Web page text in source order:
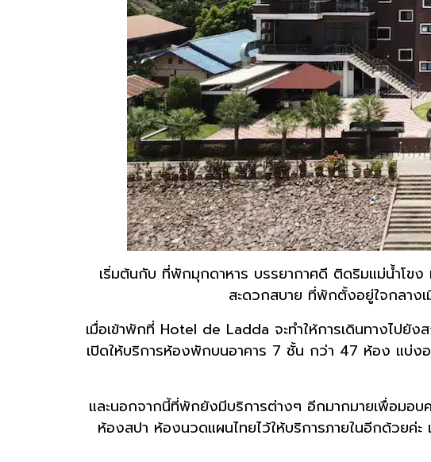
เริ่มต้นกับ ที่พักมุกดาหาร บรรยากาศดี ติดริมแม่น้ำโ
สะดวกสบาย ที่พักตั้งอยู่ใจกลาง
เมื่อเข้าพักที่ Hotel de Ladda จะทำให้การเดินทางไป
เปิดให้บริการห้องพักบนอาคาร 7 ชั้น กว่า 47 ห้อง แบ่ง
และนอกจากนี้ที่พักยังมีบริการต่างๆ อีกมากมายเพื่อมอบ
ห้องสปา ห้องนวดแผนไทยไว้ให้บริการภายในอีกด้วยค่